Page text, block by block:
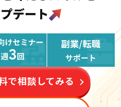
で相談してみる